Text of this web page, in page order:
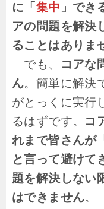
に「 集中 」でき
アの問題を解決
ることはありま
でも、
コアな
ん。簡単に解決
がとっくに実行
るはずです。
コ
れまで皆さんが
と言って避けて
題を解決しない
はできません。